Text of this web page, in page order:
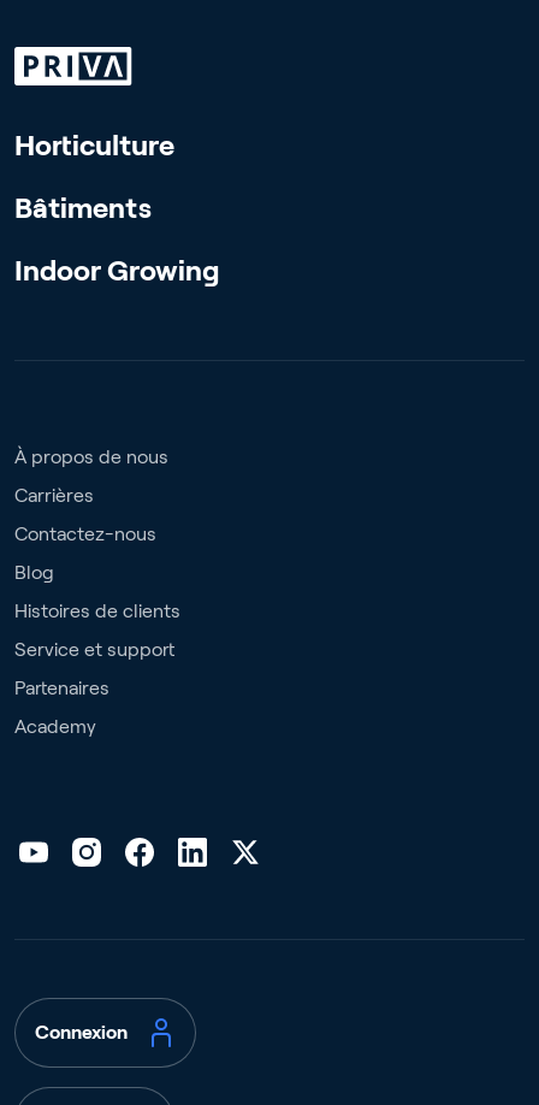
Horticulture
Bâtiments
Indoor Growing
À propos de nous
Carrières
Contactez-nous
Blog
Histoires de clients
Service et support
Partenaires
Academy
Connexion